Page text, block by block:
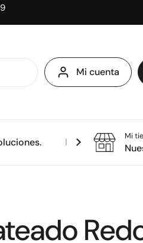
Mi cuenta
Política de
Mi